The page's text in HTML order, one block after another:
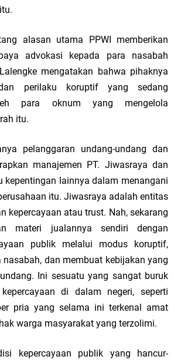
alasan utama PPWI memberikan
advokasi kepada para nasabah
mengatakan bahwa pihaknya
perilaku koruptif yang sedang
para oknum yang mengelola
itu.
pelanggaran undang-undang dan
manajemen PT. Jiwasraya dan
kepentingan lainnya dalam menangani
itu. Jiwasraya adalah entitas
kepercayaan atau trust. Nah, sekarang
materi jualannya sendiri dengan
publik melalui modus koruptif,
dan membuat kebijakan yang
Ini sesuatu yang sangat buruk
di dalam negeri, seperti
pria yang selama ini terkenal amat
warga masyarakat yang terzolimi.
kepercayaan publik yang hancur-